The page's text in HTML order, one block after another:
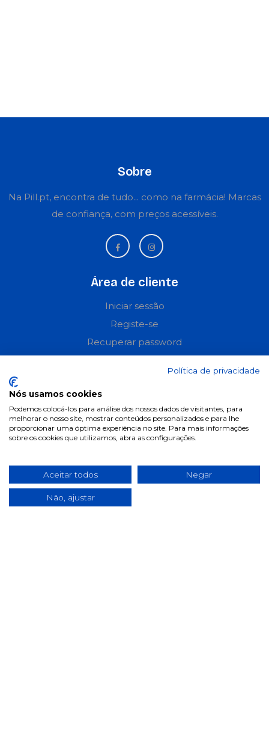
Sobre
Na Pill.pt, encontra de tudo... como na farmácia! Marcas
de confiança, com preços acessíveis.
Área de cliente
Iniciar sessão
Registe-se
Recuperar password
Informações
Termos & Condições
Política de privacidade
Condições de campanhas
Últimas notícias & Blog
Política de privacidade
Nós usamos cookies
Podemos colocá-los para análise dos nossos dados de visitantes, para
melhorar o nosso site, mostrar conteúdos personalizados e para lhe
proporcionar uma óptima experiência no site. Para mais informações
sobre os cookies que utilizamos, abra as configurações.
Aceitar todos Negar
Não, ajustar